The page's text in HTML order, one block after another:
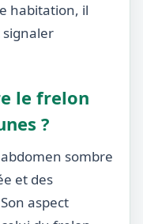
habitation, il
le frelon
?
sombre
et des
aspect